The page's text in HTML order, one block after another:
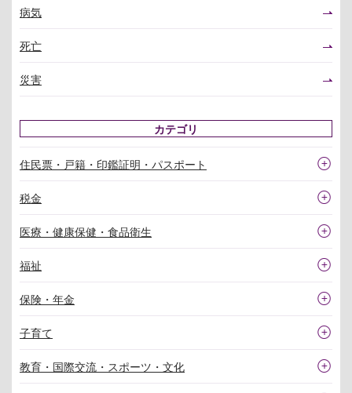
病気
死亡
災害
カテゴリ
住民票・戸籍・印鑑証明・パスポート
税金
医療・健康保健・食品衛生
福祉
保険・年金
子育て
教育・国際交流・スポーツ・文化